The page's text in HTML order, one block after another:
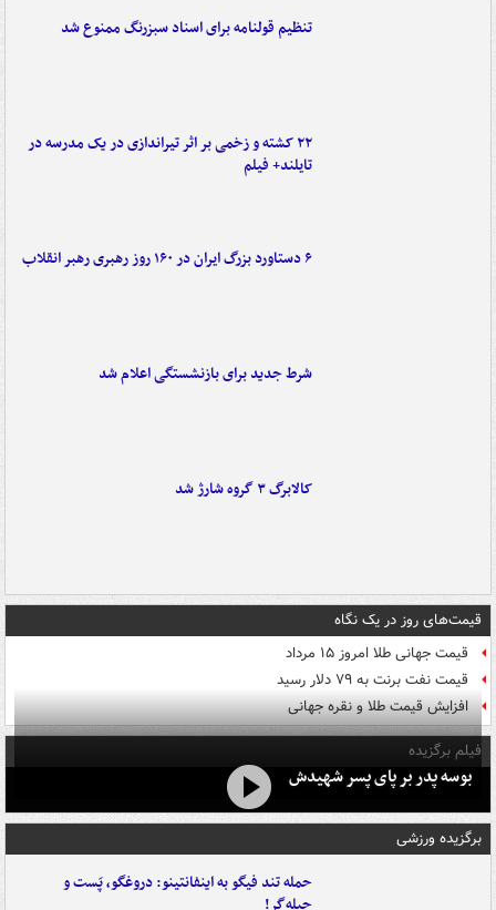
تنظیم قولنامه برای اسناد سبزرنگ ممنوع شد
۲۲ کشته و زخمی بر اثر تیراندازی در یک مدرسه در
تایلند+ فیلم
۶ دستاورد بزرگ ایران در ۱۶۰ روز رهبری رهبر انقلاب
شرط جدید برای بازنشستگی اعلام شد
کالابرگ ۳ گروه شارژ شد
قیمت‌های روز در یک نگاه
قیمت جهانی طلا امروز ۱۵ مرداد
قیمت نفت برنت به ۷۹ دلار رسید
افزایش قیمت طلا و نقره جهانی
فیلم برگزیده
بوسه‌ پدر بر پای پسر شهیدش
برگزیده ورزشی
حمله تند فیگو به اینفانتینو: دروغگو، پَست‌ و
حیله‌گر!